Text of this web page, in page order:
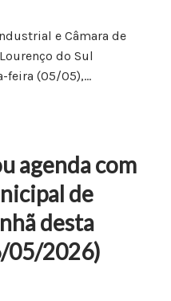
e Câmara de
do Sul
feira (05/05),…
agenda com
de
desta
05/2026)